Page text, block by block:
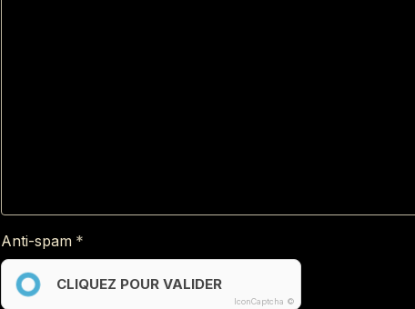
Anti-spam
CLIQUEZ POUR VALIDER
IconCaptcha ©